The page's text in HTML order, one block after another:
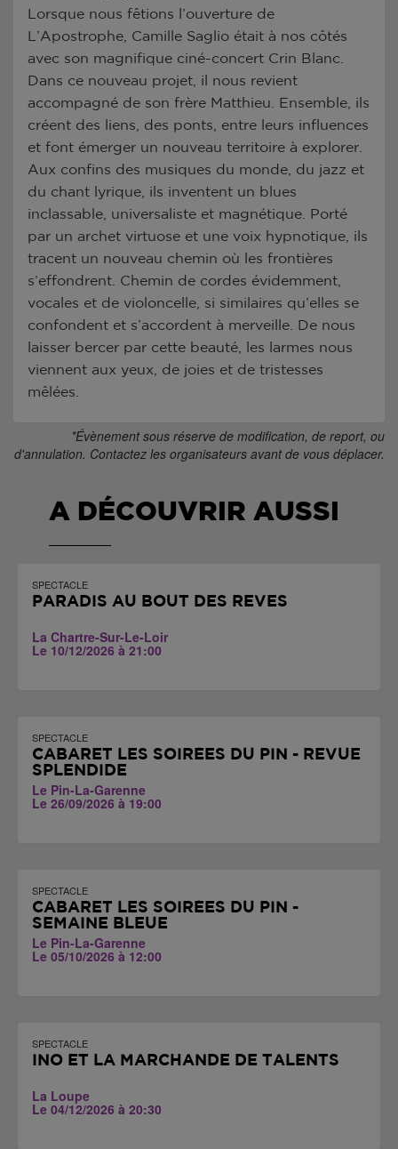
Lorsque nous fêtions l’ouverture de
L’Apostrophe, Camille Saglio était à nos côtés
avec son magnifique ciné-concert Crin Blanc.
Dans ce nouveau projet, il nous revient
accompagné de son frère Matthieu. Ensemble, ils
créent des liens, des ponts, entre leurs influences
et font émerger un nouveau territoire à explorer.
Aux confins des musiques du monde, du jazz et
du chant lyrique, ils inventent un blues
inclassable, universaliste et magnétique. Porté
par un archet virtuose et une voix hypnotique, ils
tracent un nouveau chemin où les frontières
s’effondrent. Chemin de cordes évidemment,
vocales et de violoncelle, si similaires qu’elles se
confondent et s’accordent à merveille. De nous
laisser bercer par cette beauté, les larmes nous
viennent aux yeux, de joies et de tristesses
mêlées.
*Évènement sous réserve de modification, de report, ou
d'annulation. Contactez les organisateurs avant de vous déplacer.
A DÉCOUVRIR AUSSI
SPECTACLE
PARADIS AU BOUT DES RÊVES
La Chartre-Sur-Le-Loir
Le 10/12/2026 à 21:00
SPECTACLE
CABARET LES SOIRÉES DU PIN - REVUE
SPLENDIDE
Le Pin-La-Garenne
Le 26/09/2026 à 19:00
SPECTACLE
CABARET LES SOIRÉES DU PIN -
SEMAINE BLEUE
Le Pin-La-Garenne
Le 05/10/2026 à 12:00
SPECTACLE
INO ET LA MARCHANDE DE TALENTS
La Loupe
Le 04/12/2026 à 20:30